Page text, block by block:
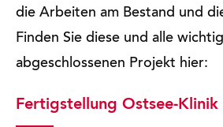
die Arbeiten am Bestand und
Finden Sie diese und alle
abgeschlossenen Projekt hier:
Fertigstellung Ostsee-Klinik